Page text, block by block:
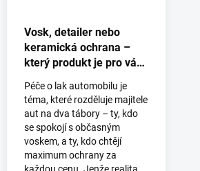
Vosk, detailer nebo
keramická ochrana –
který produkt je pro vás
Péče o lak automobilu je
téma, které rozděluje majitele
aut na dva tábory – ty, kdo
se spokojí s občasným
voskem, a ty, kdo chtějí
maximum ochrany za